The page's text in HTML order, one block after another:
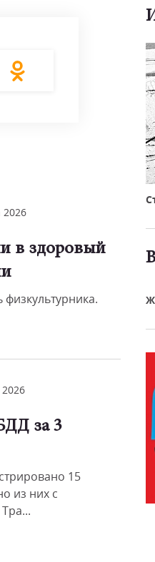
2026
в здоровый
физкультурника.
2026
за 3
15
из них с